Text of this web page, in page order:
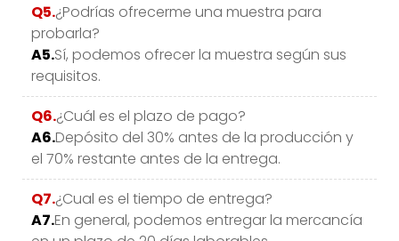
Q5.¿Podrías ofrecerme una muestra para
probarla?
A5.Sí, podemos ofrecer la muestra según sus
requisitos.
Q6.¿Cuál es el plazo de pago?
A6.Depósito del 30% antes de la producción y
el 70% restante antes de la entrega.
Q7.¿Cual es el tiempo de entrega?
A7.En general, podemos entregar la mercancía